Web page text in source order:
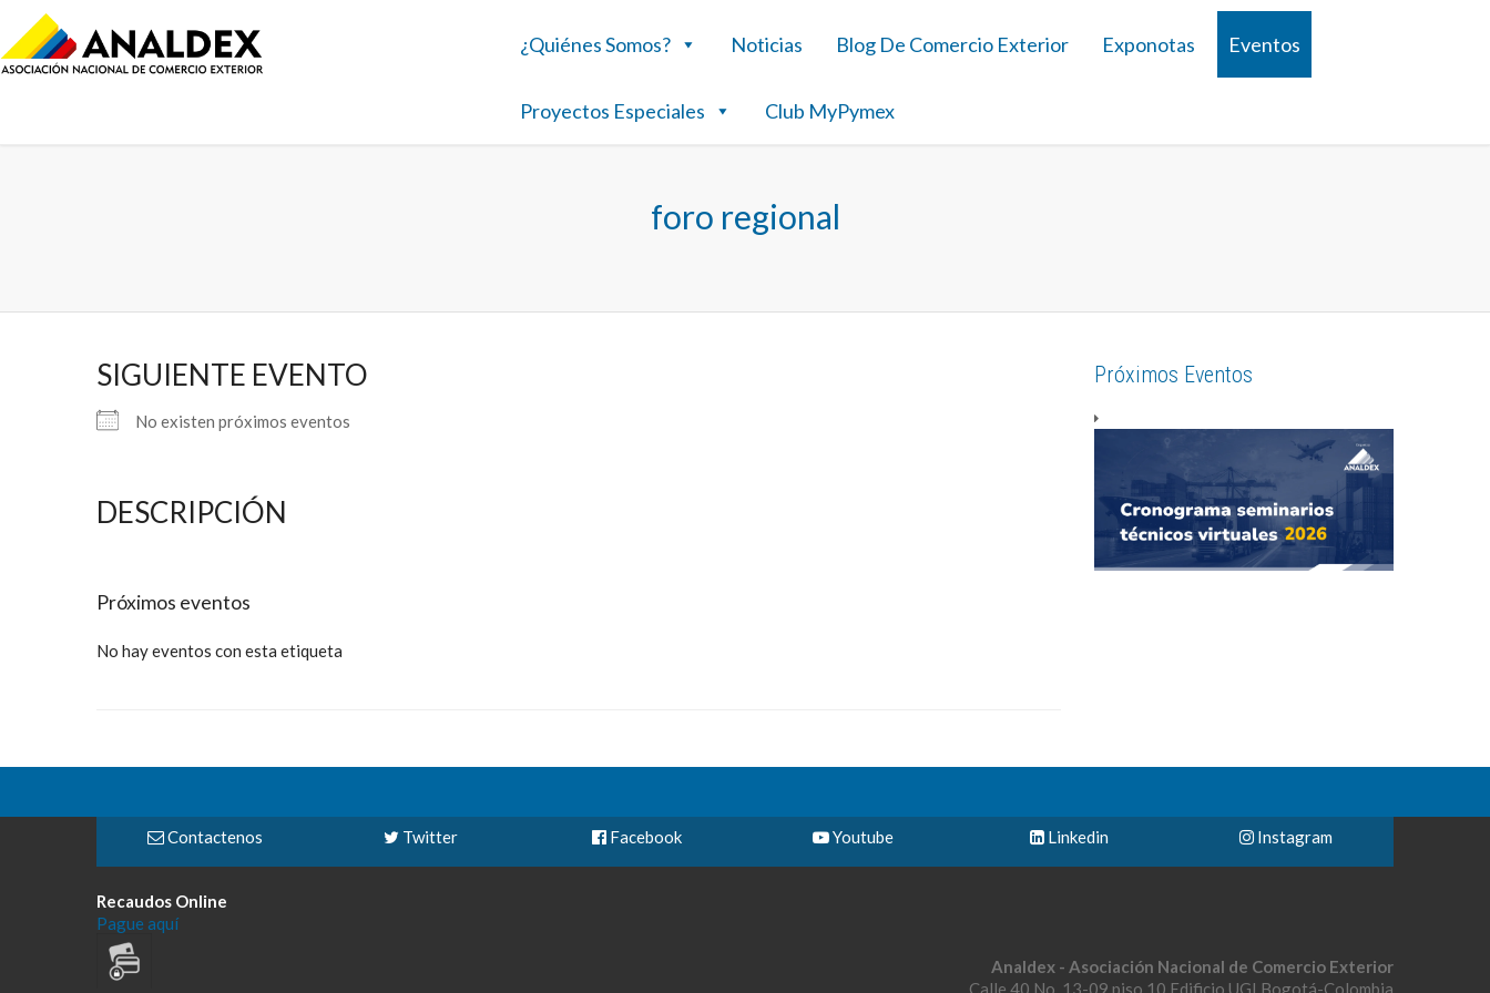
¿Quiénes Somos? Noticias Blog De Comercio Exterior Exponotas Eventos
Proyectos Especiales Club MyPymex
foro regional
SIGUIENTE EVENTO
No existen próximos eventos
DESCRIPCIÓN
Próximos eventos
No hay eventos con esta etiqueta
Próximos Eventos
Contactenos Twitter Facebook Youtube Linkedin Instagram
Recaudos Online
Pague aquí
Analdex - Asociación Nacional de Comercio Exterior
Calle 40 No. 13-09 piso 10 Edificio UGI Bogotá-Colombia